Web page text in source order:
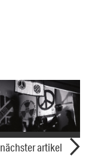
nächster artikel